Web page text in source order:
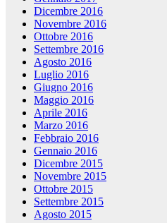
Dicembre 2016
Novembre 2016
Ottobre 2016
Settembre 2016
Agosto 2016
Luglio 2016
Giugno 2016
Maggio 2016
Aprile 2016
Marzo 2016
Febbraio 2016
Gennaio 2016
Dicembre 2015
Novembre 2015
Ottobre 2015
Settembre 2015
Agosto 2015